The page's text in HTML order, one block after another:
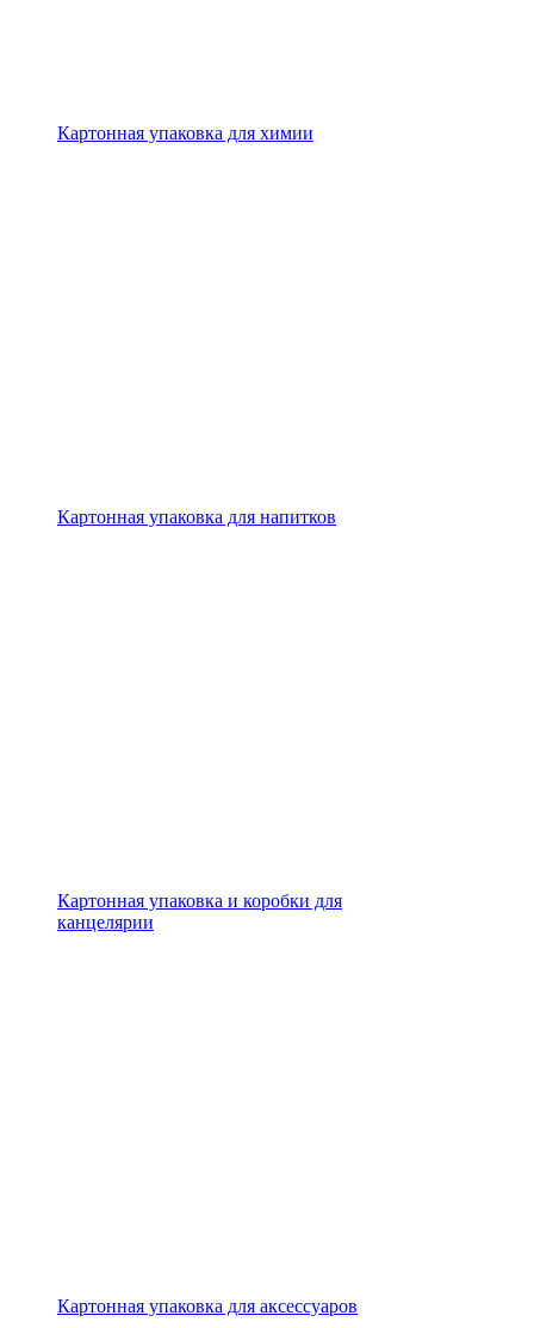
Картонная упаковка для химии
Картонная упаковка для напитков
Картонная упаковка и коробки для
канцелярии
Картонная упаковка для аксессуаров